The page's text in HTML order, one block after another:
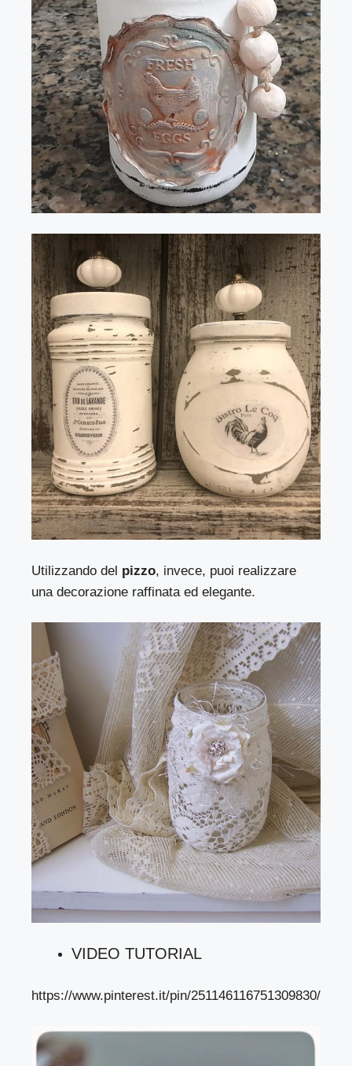
Utilizzando del pizzo, invece, puoi realizzare
una decorazione raffinata ed elegante.
VIDEO TUTORIAL
https://www.pinterest.it/pin/251146116751309830/